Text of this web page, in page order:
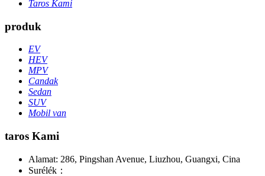
Taros Kami
produk
EV
HEV
MPV
Candak
Sedan
SUV
Mobil van
taros Kami
Alamat: 286, Pingshan Avenue, Liuzhou, Guangxi, Cina
Surélék：